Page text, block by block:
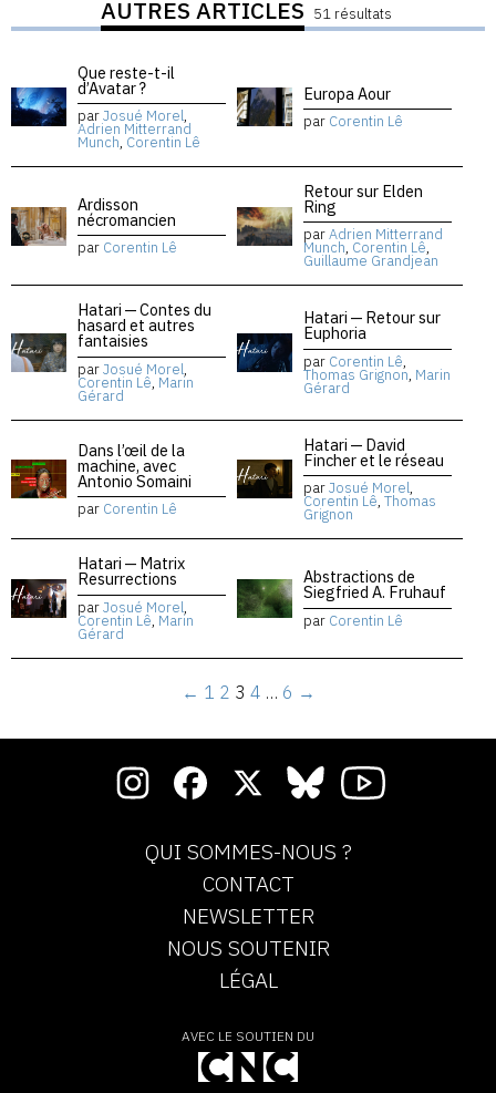
AUTRES ARTICLES 51 résultats
Que reste-t-il
d’Avatar ?
parJosué Morel,
Adrien Mitterrand
Munch, Corentin Lê
Europa Aour
par Corentin Lê
Ardisson
nécromancien
par Corentin Lê
Retour sur Elden
Ring
parAdrien Mitterrand
Munch, Corentin Lê,
Guillaume Grandjean
Hatari — Contes du
hasard et autres
fantaisies
parJosué Morel,
Corentin Lê, Marin
Gérard
Hatari — Retour sur
Euphoria
par Corentin Lê,
Thomas Grignon, Marin
Gérard
Dans l’œil de la
machine, avec
Antonio Somaini
par Corentin Lê
Hatari — David
Fincher et le réseau
parJosué Morel,
Corentin Lê, Thomas
Grignon
Hatari — Matrix
Resurrections
parJosué Morel,
Corentin Lê, Marin
Gérard
Abstractions de
Siegfried A. Fruhauf
par Corentin Lê
← 1 2 3 4 … 6 →
QUI SOMMES-NOUS ?
CONTACT
NEWSLETTER
NOUS SOUTENIR
LÉGAL
AVEC LE SOUTIEN DU